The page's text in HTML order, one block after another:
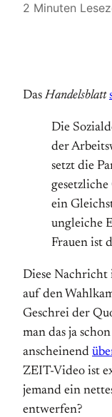
2 Minuten
Das Handelsblatt
Die
der
setzt die
ein
ungleiche
Frauen ist
Diese Nachricht
auf den
Geschrei der
man das ja
anscheinend
ZEIT-Video ist
jemand ein
entwerfen?